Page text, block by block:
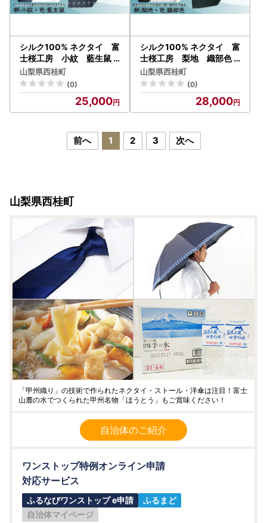
シルク100% ネクタイ 富
士桜工房 小紋 藍生鼠
／ネイビーブルー 紺 藍色
／ 郡内織ブランド シルク
ネクタイ プレゼント 贈り
物 ビジネス 冠婚葬祭 国産
日本製【n0273_yam_A】
山梨県西桂町
(0)
25,000
シルク100% ネクタイ 富
士桜工房 梨地 織部色
／ダークグリーン 深緑色
／ 郡内織ブランド シルク
ネクタイ プレゼント 贈り
物 ビジネス 冠婚葬祭 国産
日本製【n0331_yam_A】
山梨県西桂町
(0)
28,000
前へ 1 2 3 次へ
山梨県西桂町
「甲州織り」の技術で作られたネクタイ・ストール・洋傘は注目！富士
山麓の水でつくられた甲州名物「ほうとう」もご賞味ください！
自治体のご紹介
ワンストップ特例オンライン申請
対応サービス
ふるなびワンストップ e申請
ふるまど
自治体マイページ